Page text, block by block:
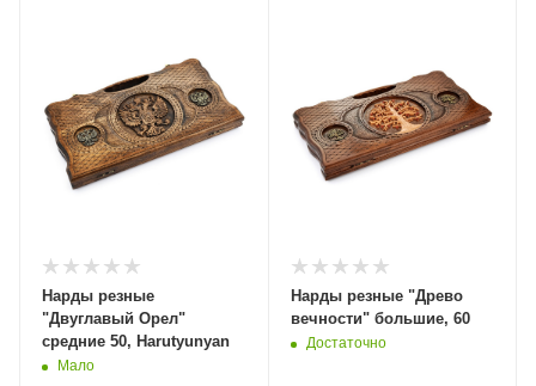
Нарды резные
"Двуглавый Орел"
средние 50, Harutyunyan
Мало
Нарды резные "Древо
вечности" большие, 60
Достаточно